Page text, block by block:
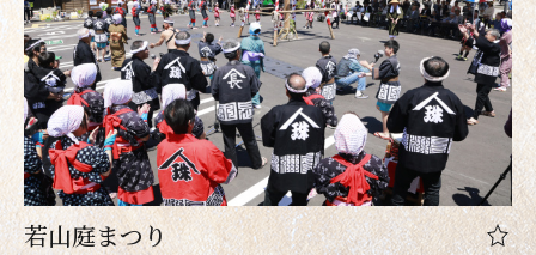
若山庭まつり